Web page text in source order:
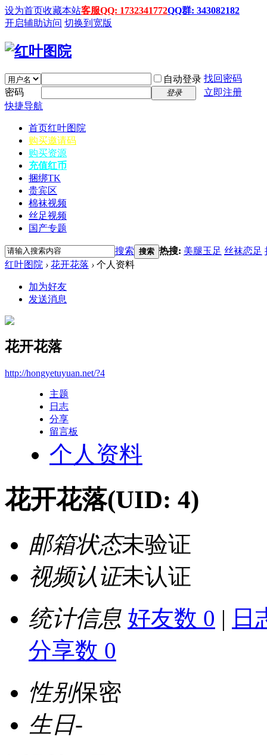
设为首页收藏本站客服QQ: 1732341772QQ群: 343082182
开启辅助访问 切换到宽版
自动登录 找回密码
密码
登录
立即注册
快捷导航
首页红叶图院
购买邀请码
购买资源
充值红币
捆绑TK
贵宾区
棉袜视频
丝足视频
国产专题
搜索 搜索 热搜: 美腿玉足 丝袜恋足
红叶图院 › 花开花落 › 个人资料
加为好友
发送消息
花开花落
http://hongyetuyuan.net/?4
主题
日志
分享
留言板
个人资料
花开花落(UID: 4)
邮箱状态未验证
视频认证未认证
统计信息 好友数 0 | 日
分享数 0
性别保密
生日-